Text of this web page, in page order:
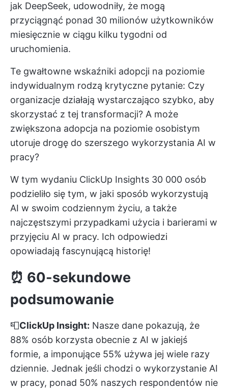
jak DeepSeek, udowodniły, że mogą
przyciągnąć ponad 30 milionów użytkowników
miesięcznie w ciągu kilku tygodni od
uruchomienia.
Te gwałtowne wskaźniki adopcji na poziomie
indywidualnym rodzą krytyczne pytanie: Czy
organizacje działają wystarczająco szybko, aby
skorzystać z tej transformacji? A może
zwiększona adopcja na poziomie osobistym
utoruje drogę do szerszego wykorzystania AI w
pracy?
W tym wydaniu ClickUp Insights 30 000 osób
podzieliło się tym, w jaki sposób wykorzystują
AI w swoim codziennym życiu, a także
najczęstszymi przypadkami użycia i barierami w
przyjęciu AI w pracy. Ich odpowiedzi
opowiadają fascynującą historię!
⏰ 60-sekundowe
podsumowanie
📮ClickUp Insight: Nasze dane pokazują, że
88% osób korzysta obecnie z AI w jakiejś
formie, a imponujące 55% używa jej wiele razy
dziennie. Jednak jeśli chodzi o wykorzystanie AI
w pracy, ponad 50% naszych respondentów nie